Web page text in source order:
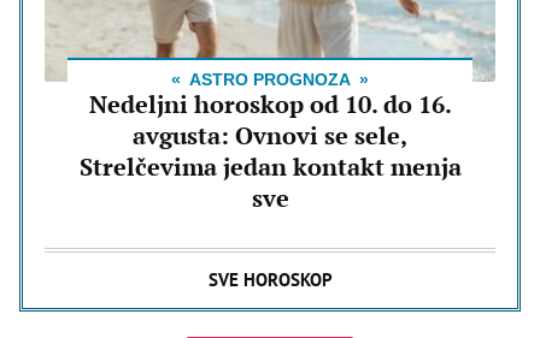
ASTRO PROGNOZA
Nedeljni horoskop od 10. do 16.
avgusta: Ovnovi se sele,
Strelčevima jedan kontakt menja
sve
SVE HOROSKOP